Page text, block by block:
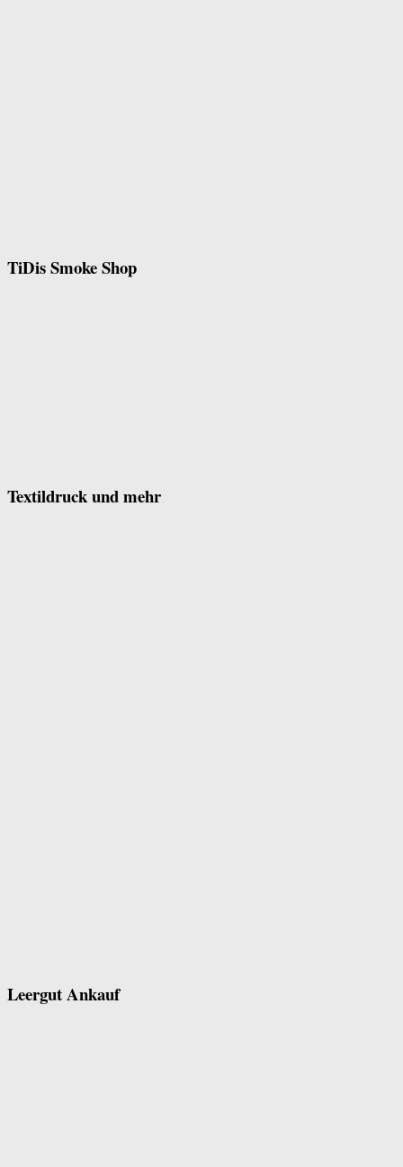
TiDis Smoke Shop
Textildruck und mehr
Leergut Ankauf